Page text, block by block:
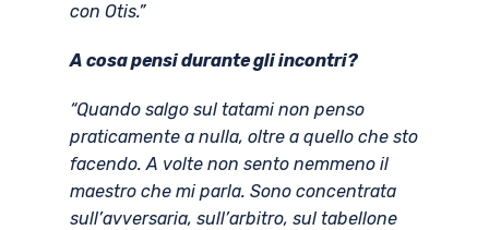
con Otis.”
A cosa pensi durante gli incontri?
“Quando salgo sul tatami non penso
praticamente a nulla, oltre a quello che sto
facendo. A volte non sento nemmeno il
maestro che mi parla. Sono concentrata
sull’avversaria, sull’arbitro, sul tabellone